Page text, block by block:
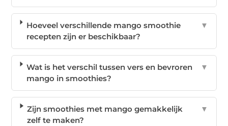
Hoeveel verschillende mango smoothie
recepten zijn er beschikbaar?
▼
Wat is het verschil tussen vers en bevroren
mango in smoothies?
▼
Zijn smoothies met mango gemakkelijk
zelf te maken?
▼